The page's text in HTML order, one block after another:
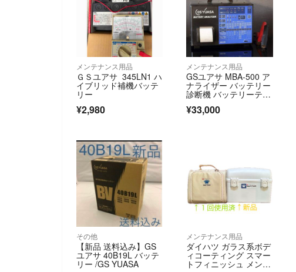
メンテナンス用品
ＧＳユアサ 345LN1 ハ
イブリッド補機バッテ
リー
¥2,980
メンテナンス用品
GSユアサ MBA-500 ア
ナライザー バッテリー
診断機 バッテリーテス
ター
¥33,000
その他
【新品 送料込み】GS
ユアサ 40B19L バッテ
リー /GS YUASA
メンテナンス用品
ダイハツ ガラス系ボデ
ィコーティング スマー
トフィニッシュ メンテ